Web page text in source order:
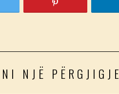
NJË PËRGJIGJE